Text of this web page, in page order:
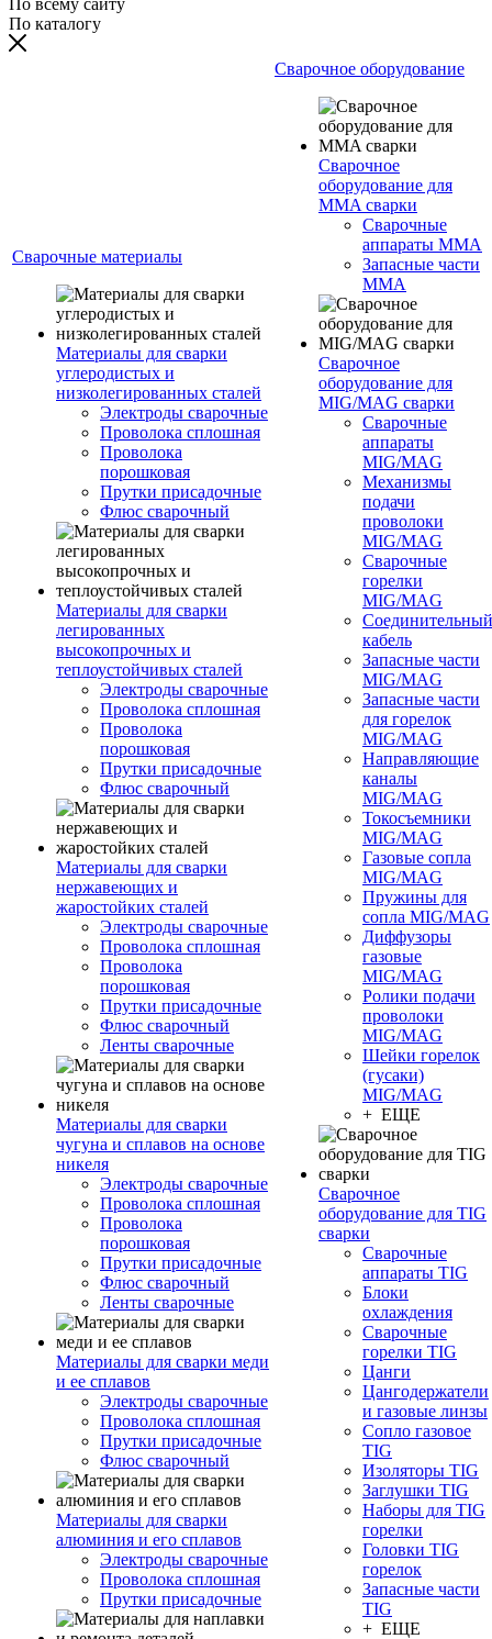
По всему сайту
По каталогу
Сварочные материалы
Материалы для сварки
углеродистых и
низколегированных сталей
Электроды сварочные
Проволока сплошная
Проволока
порошковая
Прутки присадочные
Флюс сварочный
Материалы для сварки
легированных
высокопрочных и
теплоустойчивых сталей
Электроды сварочные
Проволока сплошная
Проволока
порошковая
Прутки присадочные
Флюс сварочный
Материалы для сварки
нержавеющих и
жаростойких сталей
Электроды сварочные
Проволока сплошная
Проволока
порошковая
Прутки присадочные
Флюс сварочный
Ленты сварочные
Материалы для сварки
чугуна и сплавов на основе
никеля
Электроды сварочные
Проволока сплошная
Проволока
порошковая
Прутки присадочные
Флюс сварочный
Ленты сварочные
Материалы для сварки меди
и ее сплавов
Электроды сварочные
Проволока сплошная
Прутки присадочные
Флюс сварочный
Материалы для сварки
алюминия и его сплавов
Электроды сварочные
Проволока сплошная
Прутки присадочные
Сварочное оборудование
Сварочное
оборудование для
MMA сварки
Сварочные
аппараты MMA
Запасные части
MMA
Сварочное
оборудование для
MIG/MAG сварки
Сварочные
аппараты
MIG/MAG
Механизмы
подачи
проволоки
MIG/MAG
Сварочные
горелки
MIG/MAG
Соединительный
кабель
Запасные части
MIG/MAG
Запасные части
для горелок
MIG/MAG
Направляющие
каналы
MIG/MAG
Токосъемники
MIG/MAG
Газовые сопла
MIG/MAG
Пружины для
сопла MIG/MAG
Диффузоры
газовые
MIG/MAG
Ролики подачи
проволоки
MIG/MAG
Шейки горелок
(гусаки)
MIG/MAG
+ ЕЩЕ
Сварочное
оборудование для TIG
сварки
Сварочные
аппараты TIG
Блоки
охлаждения
Сварочные
горелки TIG
Цанги
Цангодержатели
и газовые линзы
Сопло газовое
TIG
Изоляторы TIG
Заглушки TIG
Наборы для TIG
горелки
Головки TIG
горелок
Запасные части
TIG
+ ЕЩЕ